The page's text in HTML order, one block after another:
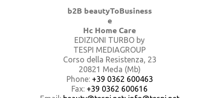
b2B beautyToBusiness
e
Hc Home Care
EDIZIONI TURBO by
TESPI MEDIAGROUP
Corso della Resistenza, 23
20821 Meda (Mb)
Phone: +39 0362 600463
Fax: +39 0362 600616